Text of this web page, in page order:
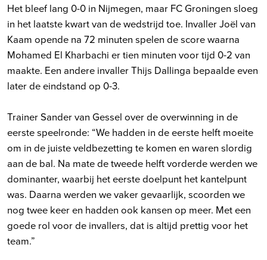
Het bleef lang 0-0 in Nijmegen, maar FC Groningen sloeg
in het laatste kwart van de wedstrijd toe. Invaller Joël van
Kaam opende na 72 minuten spelen de score waarna
Mohamed El Kharbachi er tien minuten voor tijd 0-2 van
maakte. Een andere invaller Thijs Dallinga bepaalde even
later de eindstand op 0-3.
Trainer Sander van Gessel over de overwinning in de
eerste speelronde: “We hadden in de eerste helft moeite
om in de juiste veldbezetting te komen en waren slordig
aan de bal. Na mate de tweede helft vorderde werden we
dominanter, waarbij het eerste doelpunt het kantelpunt
was. Daarna werden we vaker gevaarlijk, scoorden we
nog twee keer en hadden ook kansen op meer. Met een
goede rol voor de invallers, dat is altijd prettig voor het
team.”